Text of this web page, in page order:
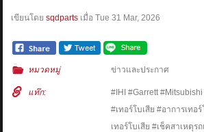
เขียนโดยsqdparts เมื่อTue 31 Mar, 2026
หมวดหมู่ ข่าวและประกาศ
แท๊ก:
#IHI #Garrett
#เทอร์โบเสีย #อาการเทอ
เทอร์โบเสีย #เช็คสาเหตุร